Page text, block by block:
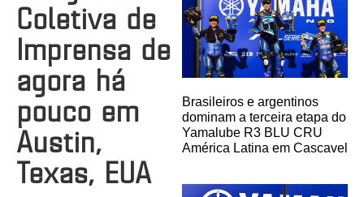
Coletiva de
Imprensa de
agora há
pouco em
Austin,
Texas, EUA
Brasileiros e argentinos
dominam a terceira etapa do
Yamalube R3 BLU CRU
América Latina em Cascavel